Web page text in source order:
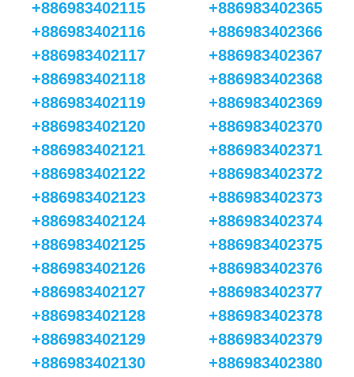
+886983402115
+886983402116
+886983402117
+886983402118
+886983402119
+886983402120
+886983402121
+886983402122
+886983402123
+886983402124
+886983402125
+886983402126
+886983402127
+886983402128
+886983402129
+886983402130
+886983402365
+886983402366
+886983402367
+886983402368
+886983402369
+886983402370
+886983402371
+886983402372
+886983402373
+886983402374
+886983402375
+886983402376
+886983402377
+886983402378
+886983402379
+886983402380